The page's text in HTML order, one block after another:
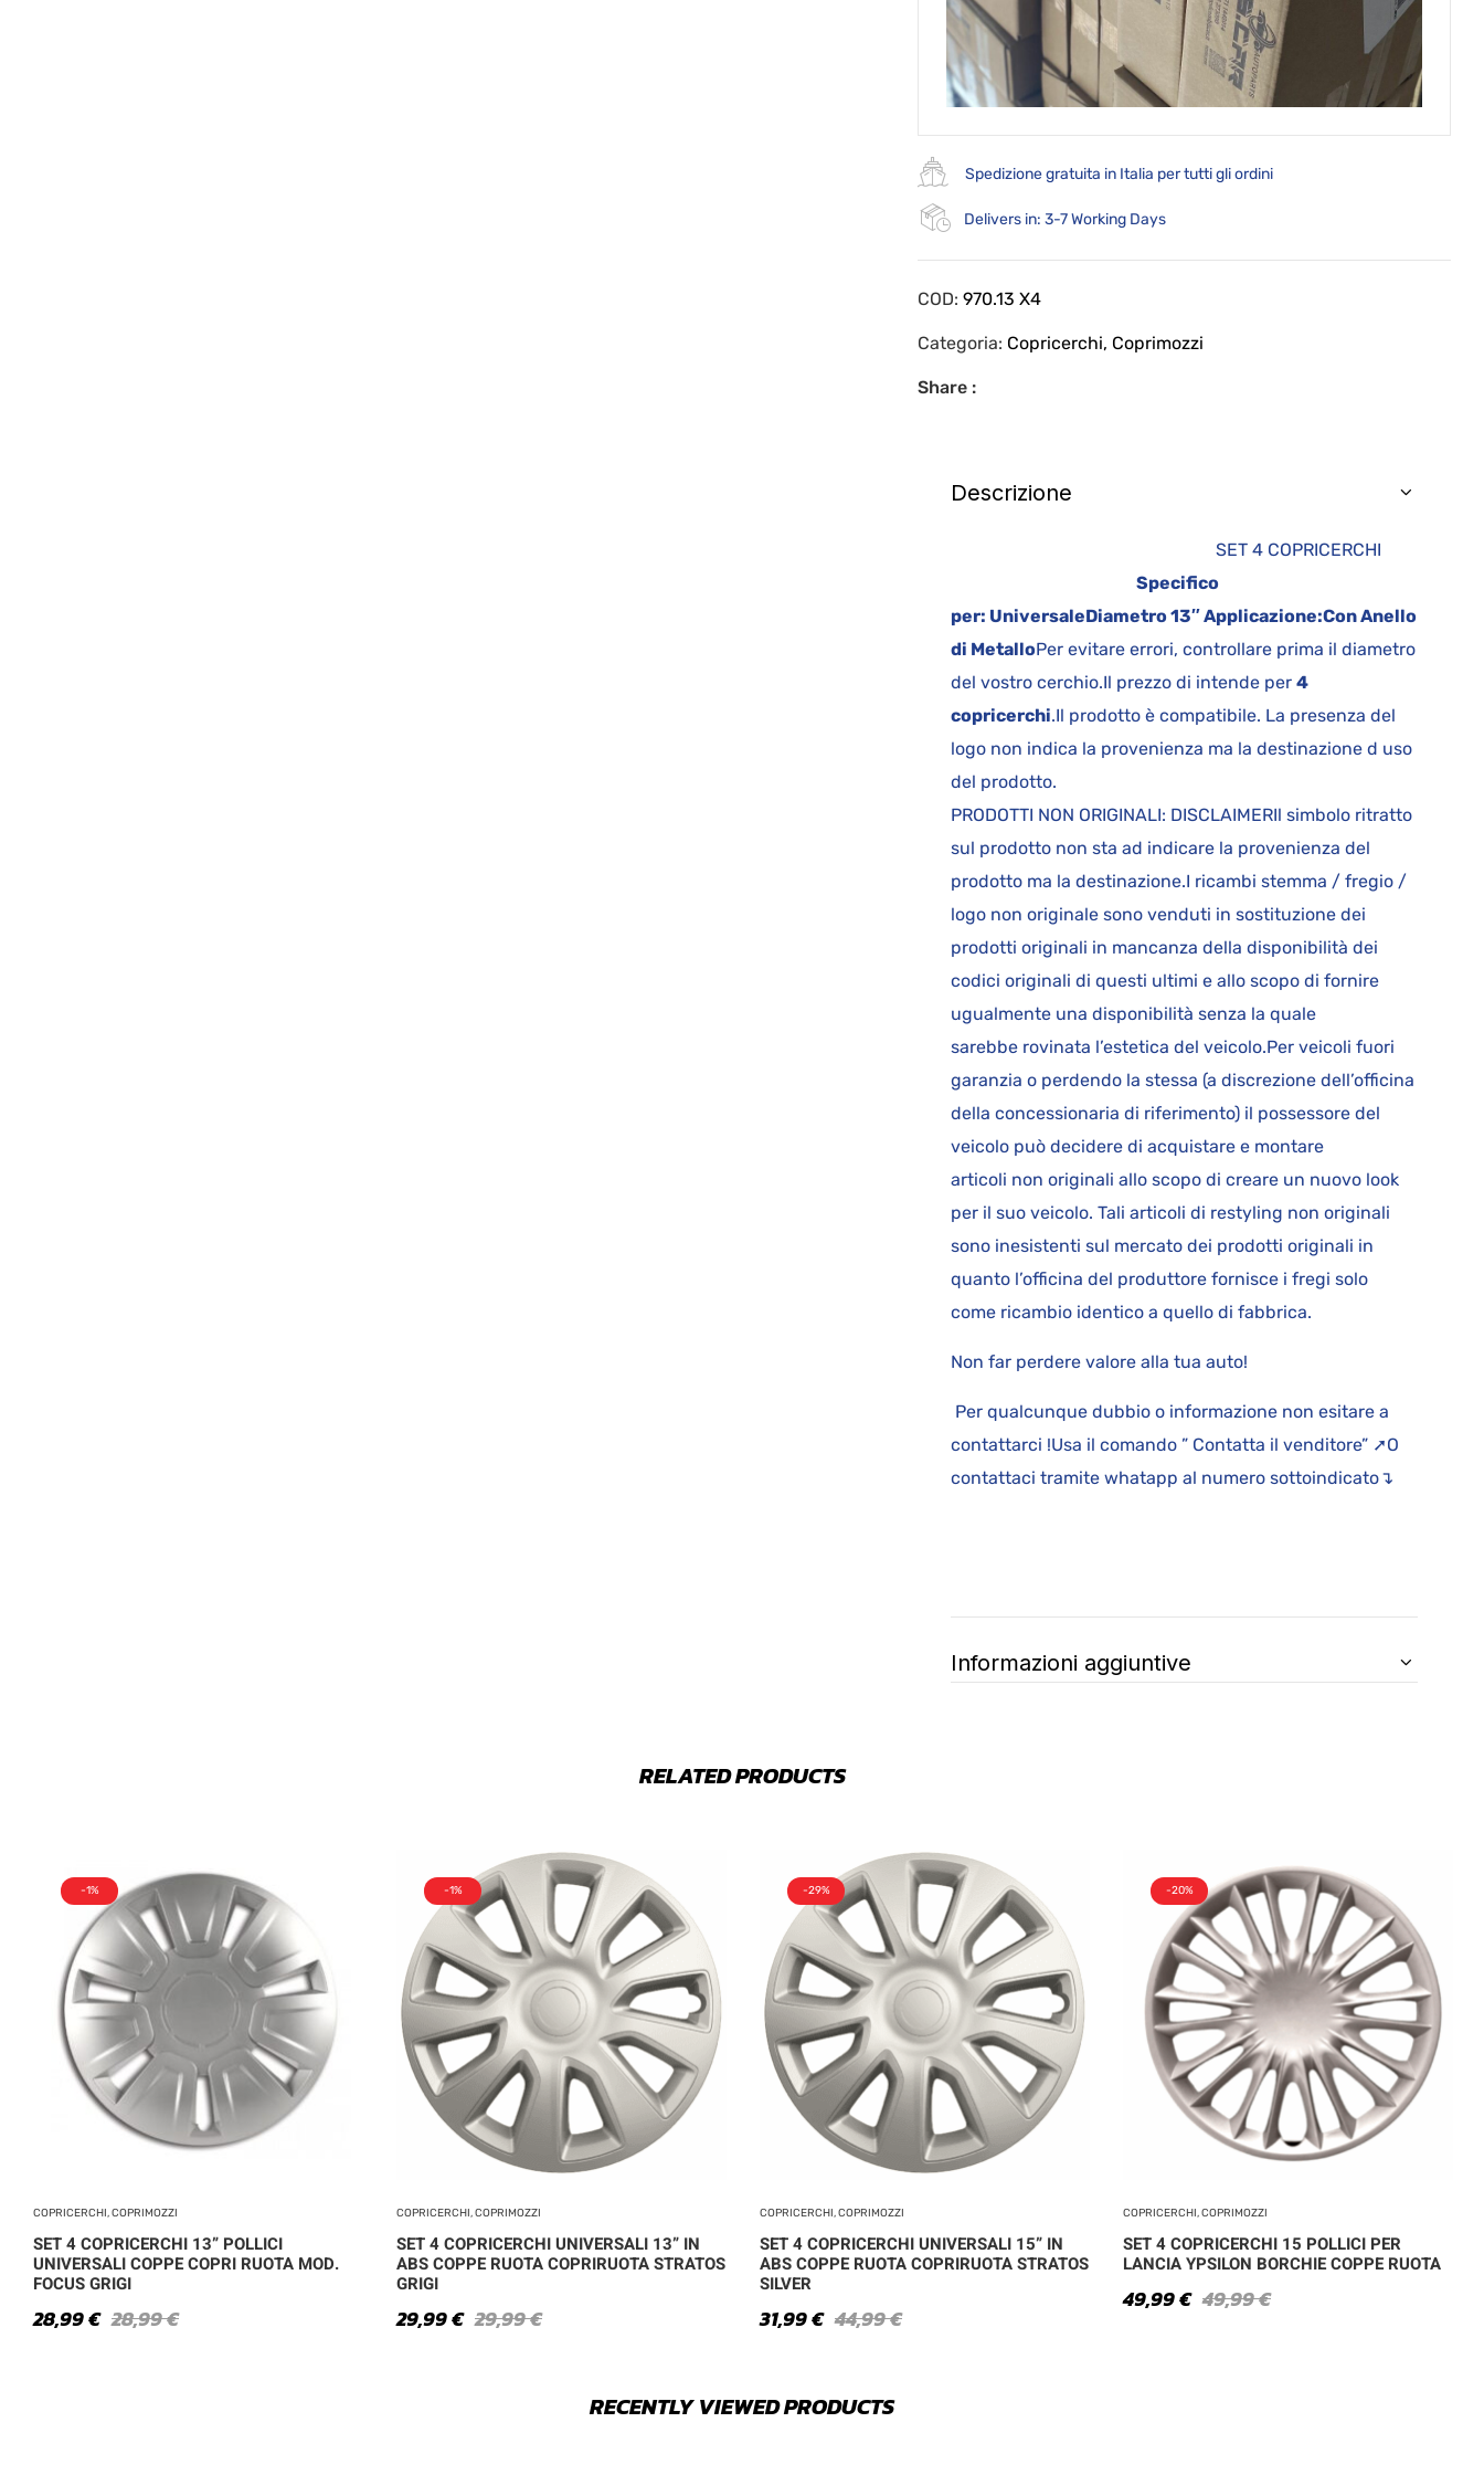
Spedizione gratuita in Italia per tutti gli ordini
Delivers in: 3-7 Working Days
COD:970.13 X4
Categoria: Copricerchi, Coprimozzi
Share :
Descrizione
SET 4 COPRICERCHI
Specifico
per: UniversaleDiametro13″Applicazione:Con Anello
di MetalloPer evitare errori, controllare prima il diametro
del vostro cerchio.Il prezzo di intende per4
copricerchi.Il prodotto è compatibile. La presenza del
logo non indica la provenienza ma la destinazione d uso
del prodotto.
PRODOTTI NON ORIGINALI: DISCLAIMERIl simbolo ritratto
sul prodotto non sta ad indicare la provenienza del
prodotto ma la destinazione.I ricambi stemma / fregio /
logo non originale sono venduti in sostituzione dei
prodotti originali in mancanza della disponibilità dei
codici originali di questi ultimi e allo scopo di fornire
ugualmente una disponibilità senza la quale
sarebbe rovinata l’estetica del veicolo.Per veicoli fuori
garanzia o perdendo la stessa (a discrezione dell’officina
della concessionaria di riferimento) il possessore del
veicolo può decidere di acquistare e montare
articoli non originali allo scopo di creare un nuovo look
per il suo veicolo. Tali articoli di restyling non originali
sono inesistenti sul mercato dei prodotti originali in
quanto l’officina del produttore fornisce i fregi solo
come ricambio identico a quello di fabbrica.
Non far perdere valore alla tua auto!
Per qualcunque dubbio o informazione non esitare a
contattarci !Usa il comando ” Contatta il venditore” ➚O
contattaci tramite whatapp al numero sottoindicato↴
Informazioni aggiuntive
RELATED PRODUCTS
-1%
COPRICERCHI, COPRIMOZZI
SET 4 COPRICERCHI 13” POLLICI
UNIVERSALI COPPE COPRI RUOTA MOD.
FOCUS GRIGI
28,99€
28,99€
-1%
COPRICERCHI, COPRIMOZZI
SET 4 COPRICERCHI UNIVERSALI 13” IN
ABS COPPE RUOTA COPRIRUOTA STRATOS
GRIGI
29,99€
29,99€
-29%
COPRICERCHI, COPRIMOZZI
SET 4 COPRICERCHI UNIVERSALI 15” IN
ABS COPPE RUOTA COPRIRUOTA STRATOS
SILVER
44,99€
31,99€
-20%
COPRICERCHI, COPRIMOZZI
SET 4 COPRICERCHI 15 POLLICI PER
LANCIA YPSILON BORCHIE COPPE RUOTA
49,99€
49,99€
RECENTLY VIEWED PRODUCTS